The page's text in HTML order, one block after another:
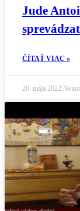
Jude
ČÍTAŤ VIAC »
20. mája 2022